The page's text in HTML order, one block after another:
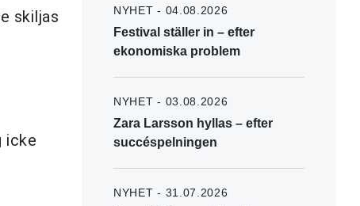
skiljas
icke
NYHET - 04.08.2026
Festival ställer in – efter
ekonomiska problem
NYHET - 03.08.2026
Zara Larsson hyllas – efter
succéspelningen
NYHET - 31.07.2026